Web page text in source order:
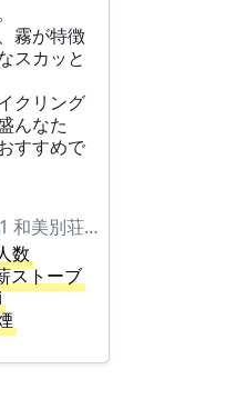
霧が特徴
スカッと
クリング
んなた
すすめで
群馬県甘楽郡下仁田町西野牧12514-1 和美別荘4-14（けやき広場）
数
ストーブ